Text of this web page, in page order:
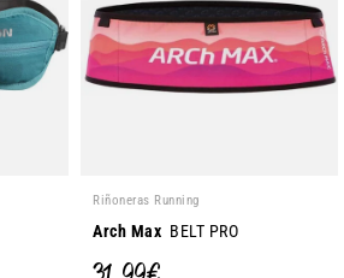
Riñoneras Running
Arch Max BELT PRO